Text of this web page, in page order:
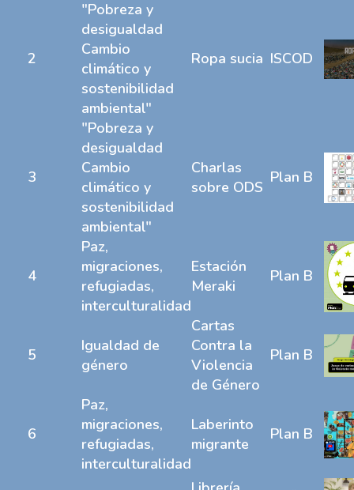
2
"Pobreza y
desigualdad
Cambio
climático y
sostenibilidad
ambiental"
Ropa sucia ISCOD
3
"Pobreza y
desigualdad
Cambio
climático y
sostenibilidad
ambiental"
Charlas
sobre ODS
Plan B
4
Paz,
migraciones,
refugiadas,
interculturalidad
Estación
Meraki
Plan B
5
Igualdad de
género
Cartas
Contra la
Violencia
de Género
Plan B
6
Paz,
migraciones,
refugiadas,
interculturalidad
Laberinto
migrante
Plan B